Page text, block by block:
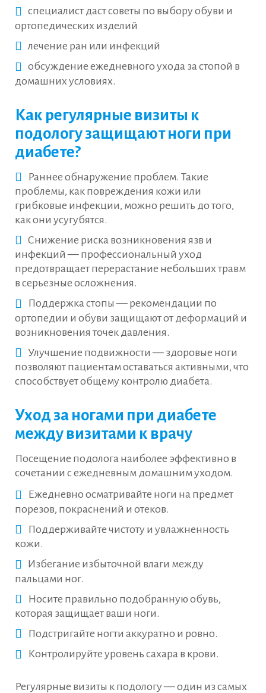
специалист даст советы по выбору обуви и
ортопедических изделий
лечение ран или инфекций
обсуждение ежедневного ухода за стопой в
домашних условиях.
Как регулярные визиты к
подологу защищают ноги при
диабете?
Раннее обнаружение проблем. Такие
проблемы, как повреждения кожи или
грибковые инфекции, можно решить до того,
как они усугубятся.
Снижение риска возникновения язв и
инфекций — профессиональный уход
предотвращает перерастание небольших травм
в серьезные осложнения.
Поддержка стопы — рекомендации по
ортопедии и обуви защищают от деформаций и
возникновения точек давления.
Улучшение подвижности — здоровые ноги
позволяют пациентам оставаться активными, что
способствует общему контролю диабета.
Уход за ногами при диабете
между визитами к врачу
Посещение подолога наиболее эффективно в
сочетании с ежедневным домашним уходом.
Ежедневно осматривайте ноги на предмет
порезов, покраснений и отеков.
Поддерживайте чистоту и увлажненность
кожи.
Избегание избыточной влаги между
пальцами ног.
Носите правильно подобранную обувь,
которая защищает ваши ноги.
Подстригайте ногти аккуратно и ровно.
Контролируйте уровень сахара в крови.
Регулярные визиты к подологу — один из самых